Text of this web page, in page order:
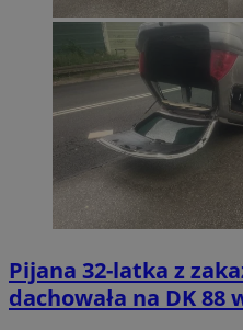
Pijana 32-latka z
dachowała na DK 88